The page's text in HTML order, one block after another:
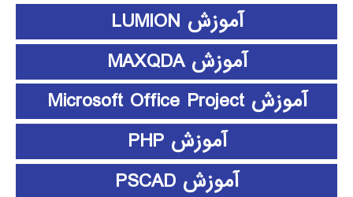
آموزش LUMION
آموزش MAXQDA
آموزش Microsoft Office Project
آموزش PHP
آموزش PSCAD